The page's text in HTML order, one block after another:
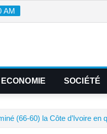
AM
ECONOMIE SOCIÉTÉ
(66-60) la Côte d’Ivoire en